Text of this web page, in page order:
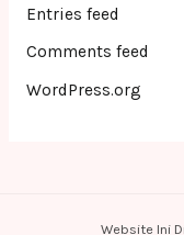
Entries feed
Comments feed
WordPress.org
Website Ini